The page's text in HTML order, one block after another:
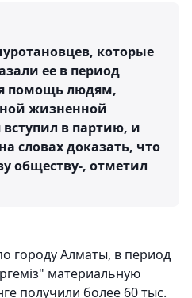
которые
ее в период
помощь людям,
жизненной
в партию, и
словах доказать, что
обществу-, отметил
городу Алматы, в период
материальную
получили более 60 тыс.